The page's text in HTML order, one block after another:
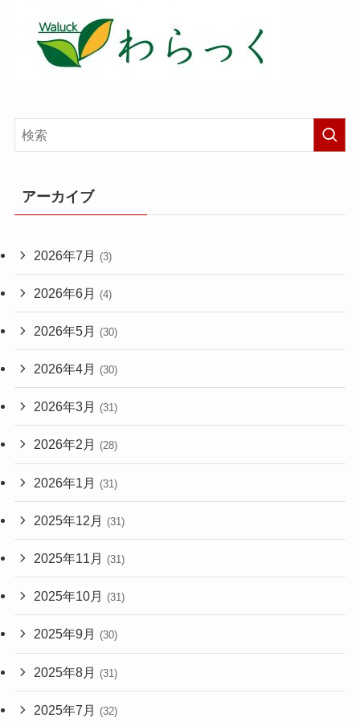
アーカイブ
2026年7月 (3)
2026年6月 (4)
2026年5月 (30)
2026年4月 (30)
2026年3月 (31)
2026年2月 (28)
2026年1月 (31)
2025年12月 (31)
2025年11月 (31)
2025年10月 (31)
2025年9月 (30)
2025年8月 (31)
2025年7月 (32)